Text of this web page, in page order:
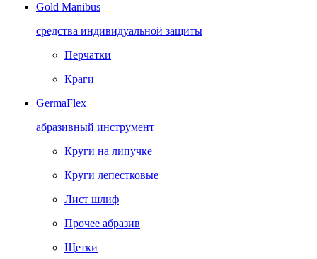
Gold Manibus
средства индивидуальной защиты
Перчатки
Краги
GermaFlex
абразивный инструмент
Круги на липучке
Круги лепестковые
Лист шлиф
Прочее абразив
Щетки